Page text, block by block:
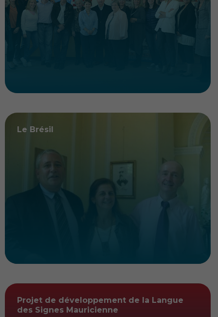
Le Brésil
Projet de développement de la Langue
des Signes Mauricienne